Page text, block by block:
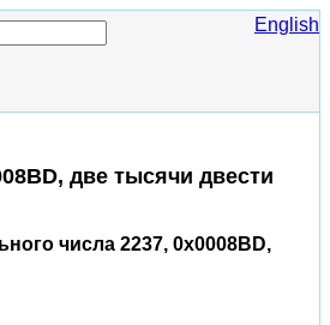
English
две тысячи двести
числа 2237, 0x0008BD,